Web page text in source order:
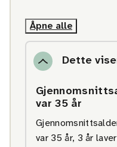
Åpne alle
Dette
var 35 år
var 35 år, 3 år